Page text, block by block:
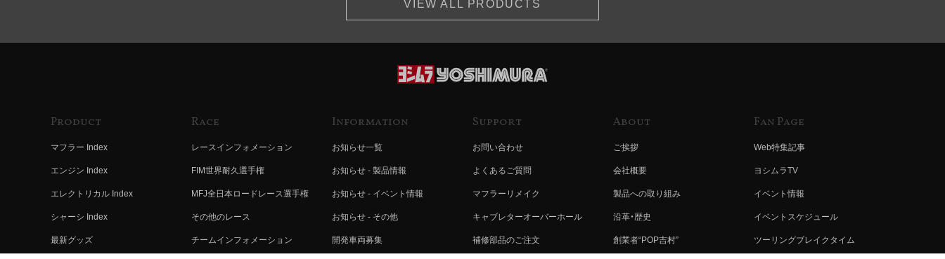
VIEW ALL PRODUCTS
Product
マフラー Index
エンジン Index
エレクトリカル Index
シャーシ Index
最新グッズ
Race
レースインフォメーション
FIM世界耐久選手権
MFJ全日本ロードレース選手権
その他のレース
チームインフォメーション
Information
お知らせ一覧
お知らせ - 製品情報
お知らせ - イベント情報
お知らせ - その他
開発車両募集
Support
お問い合わせ
よくあるご質問
マフラーリメイク
キャブレターオーバーホール
補修部品のご注文
About
ご挨拶
会社概要
製品への取り組み
沿革・歴史
創業者“POP吉村”
Fan Page
Web特集記事
ヨシムラTV
イベント情報
イベントスケジュール
ツーリングブレイクタイム